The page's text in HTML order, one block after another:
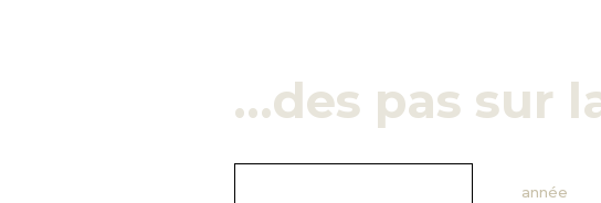
…des pas sur
année